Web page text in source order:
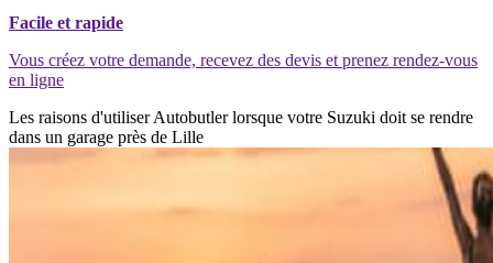
Facile et rapide
Vous créez votre demande, recevez des devis et prenez rendez-vous
en ligne
Les raisons d'utiliser Autobutler lorsque votre Suzuki doit se rendre
dans un garage près de Lille